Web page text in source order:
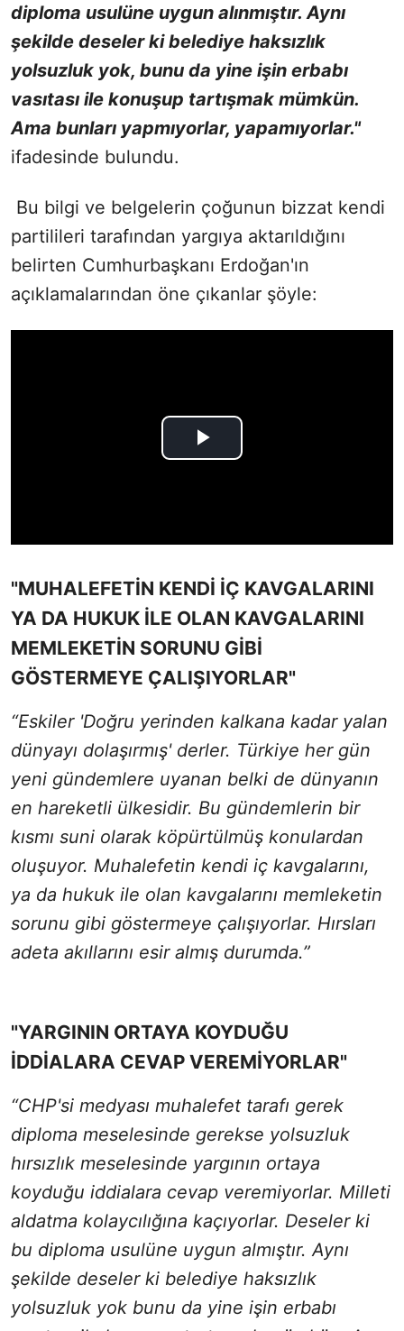
diploma usulüne uygun alınmıştır. Aynı
şekilde deseler ki belediye haksızlık
yolsuzluk yok, bunu da yine işin erbabı
vasıtası ile konuşup tartışmak mümkün.
Ama bunları yapmıyorlar, yapamıyorlar."
ifadesinde bulundu.
Bu bilgi ve belgelerin çoğunun bizzat kendi
partilileri tarafından yargıya aktarıldığını
belirten Cumhurbaşkanı Erdoğan'ın
açıklamalarından öne çıkanlar şöyle:
"MUHALEFETİN KENDİ İÇ KAVGALARINI
YA DA HUKUK İLE OLAN KAVGALARINI
MEMLEKETİN SORUNU GİBİ
GÖSTERMEYE ÇALIŞIYORLAR"
“Eskiler 'Doğru yerinden kalkana kadar yalan
dünyayı dolaşırmış' derler. Türkiye her gün
yeni gündemlere uyanan belki de dünyanın
en hareketli ülkesidir. Bu gündemlerin bir
kısmı suni olarak köpürtülmüş konulardan
oluşuyor. Muhalefetin kendi iç kavgalarını,
ya da hukuk ile olan kavgalarını memleketin
sorunu gibi göstermeye çalışıyorlar. Hırsları
adeta akıllarını esir almış durumda.”
"YARGININ ORTAYA KOYDUĞU
İDDİALARA CEVAP VEREMİYORLAR"
“CHP'si medyası muhalefet tarafı gerek
diploma meselesinde gerekse yolsuzluk
hırsızlık meselesinde yargının ortaya
koyduğu iddialara cevap veremiyorlar. Milleti
aldatma kolaycılığına kaçıyorlar. Deseler ki
bu diploma usulüne uygun almıştır. Aynı
şekilde deseler ki belediye haksızlık
yolsuzluk yok bunu da yine işin erbabı